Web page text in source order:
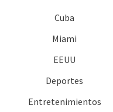
Cuba
Miami
EEUU
Deportes
Entretenimientos